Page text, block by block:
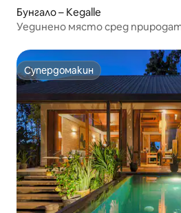
Бунгало – Kegalle
Уединено място сред
Супердомакин
Супердомакин